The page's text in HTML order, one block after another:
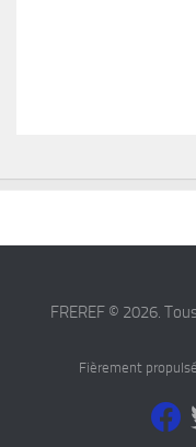
FREREF © 2026.
Fièrement